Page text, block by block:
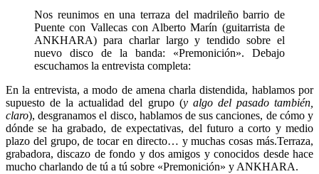
Nos reunimos en una terraza del madrileño barrio de
Puente con Vallecas con Alberto Marín (guitarrista de
ANKHARA) para charlar largo y tendido sobre el
nuevo disco de la banda: «Premonición». Debajo
escuchamos la entrevista completa:
En la entrevista, a modo de amena charla distendida, hablamos por
supuesto de la actualidad del grupo (y algo del pasado también,
claro), desgranamos el disco, hablamos de sus canciones, de cómo y
dónde se ha grabado, de expectativas, del futuro a corto y medio
plazo del grupo, de tocar en directo… y muchas cosas más.Terraza,
grabadora, discazo de fondo y dos amigos y conocidos desde hace
mucho charlando de tú a tú sobre «Premonición» y ANKHARA.